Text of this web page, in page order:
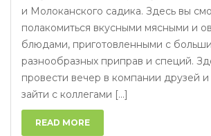
и Молоканского садика. Здесь вы
полакомиться вкусными мясными и
блюдами, приготовленными с
разнообразных приправ и специй.
провести вечер в компании друзей
зайти с коллегами [...]
READ MORE